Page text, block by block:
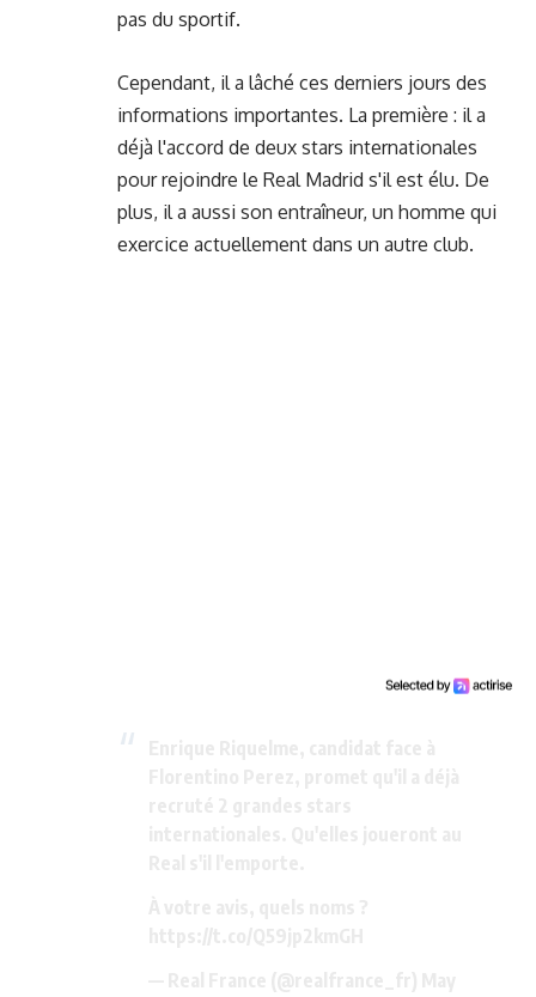
pas du sportif.
Cependant, il a lâché ces derniers jours des
informations importantes. La première : il a
déjà l'accord de deux stars internationales
pour rejoindre le Real Madrid s'il est élu. De
plus, il a aussi son entraîneur, un homme qui
exercice actuellement dans un autre club.